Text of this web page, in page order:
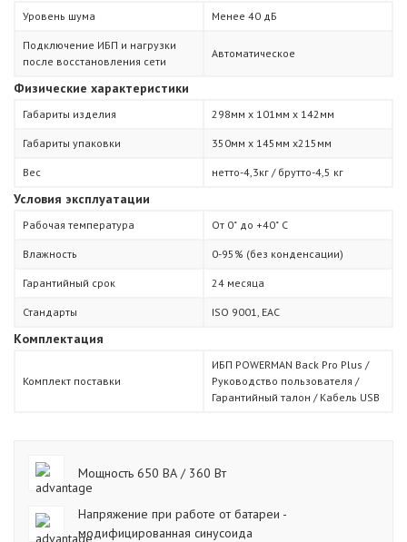
Уровень шума Менее 40 дБ
Подключение ИБП и нагрузки
после восстановления сети
Автоматическое
Физические характеристики
Габариты изделия 298мм х 101мм х 142мм
Габариты упаковки 350мм х 145мм х215мм
Вес нетто-4,3кг / брутто-4,5 кг
Условия эксплуатации
Рабочая температура От 0˚ до +40˚ С
Влажность 0-95% (без конденсации)
Гарантийный срок 24 месяца
Стандарты ISO 9001, ЕАС
Комплектация
Комплект поставки
ИБП POWERMAN Back Pro Plus /
Руководство пользователя /
Гарантийный талон / Кабель USB
Мощность 650 ВА / 360 Вт
Напряжение при работе от батареи -
модифицированная синусоида